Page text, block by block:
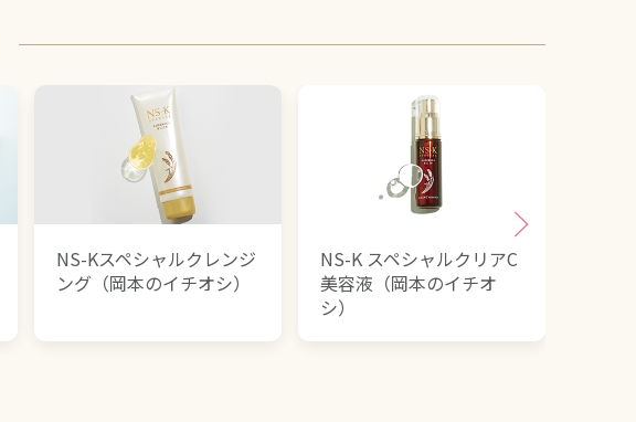
NS-Kスペシャルクレンジ
ング（岡本のイチオシ）
NS-K スペシャルクリアC
美容液（岡本のイチオ
シ）